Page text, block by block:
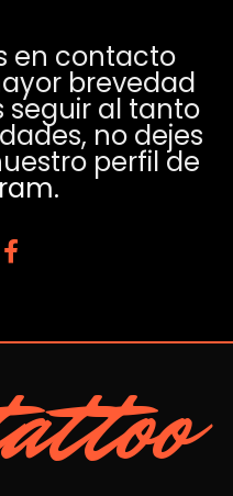
en contacto
brevedad
seguir al tanto
no dejes
perfil de